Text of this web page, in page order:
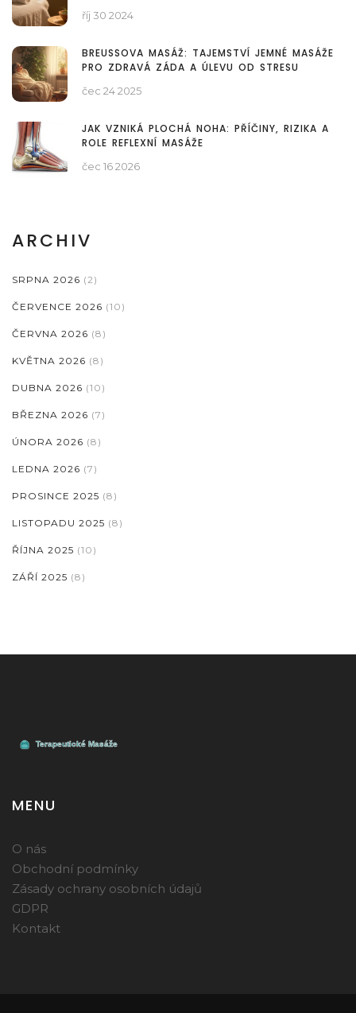
říj 30 2024
BREUSSOVA MASÁŽ: TAJEMSTVÍ JEMNÉ MASÁŽE
PRO ZDRAVÁ ZÁDA A ÚLEVU OD STRESU
čec 24 2025
JAK VZNIKÁ PLOCHÁ NOHA: PŘÍČINY, RIZIKA A
ROLE REFLEXNÍ MASÁŽE
čec 16 2026
ARCHIV
SRPNA 2026 (2)
ČERVENCE 2026 (10)
ČERVNA 2026 (8)
KVĚTNA 2026 (8)
DUBNA 2026 (10)
BŘEZNA 2026 (7)
ÚNORA 2026 (8)
LEDNA 2026 (7)
PROSINCE 2025 (8)
LISTOPADU 2025 (8)
ŘÍJNA 2025 (10)
ZÁŘÍ 2025 (8)
MENU
O nás
Obchodní podmínky
Zásady ochrany osobních údajů
GDPR
Kontakt